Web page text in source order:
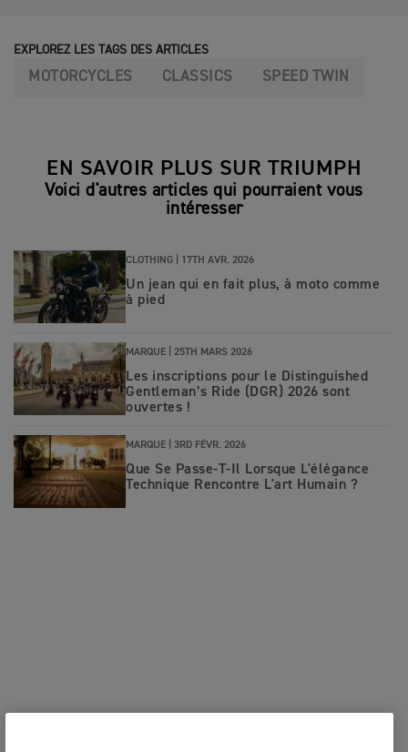
EXPLOREZ LES TAGS DES ARTICLES
MOTORCYCLES CLASSICS SPEED TWIN
EN SAVOIR PLUS SUR TRIUMPH
Voici d'autres articles qui pourraient vous
intéresser
CLOTHING | 17TH AVR. 2026
Un jean qui en fait plus, à moto comme
à pied
MARQUE | 25TH MARS 2026
Les inscriptions pour le Distinguished
Gentleman’s Ride (DGR) 2026 sont
ouvertes !
MARQUE | 3RD FÉVR. 2026
Que Se Passe-T-Il Lorsque L'élégance
Technique Rencontre L'art Humain ?